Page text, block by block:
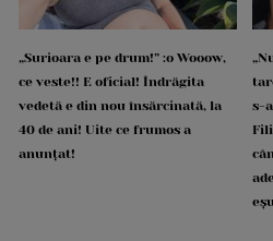
„Surioara e pe drum!” :o Wooow,
ce veste!! E oficial! Îndrăgita
vedetă e din nou însărcinată, la
40 de ani! Uite ce frumos a
anunțat!
s-